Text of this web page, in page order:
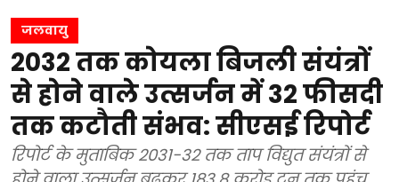
जलवायु
2032 तक कोयला बिजली संयंत्रों
से होने वाले उत्सर्जन में 32 फीसदी
तक कटौती संभव: सीएसई रिपोर्ट
रिपोर्ट के मुताबिक 2031-32 तक ताप विद्युत संयंत्रों से